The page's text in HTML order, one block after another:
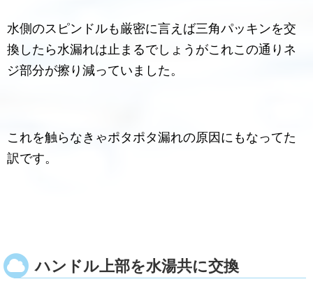
水側のスピンドルも厳密に言えば三角パッキンを交
換したら水漏れは止まるでしょうがこれこの通りネ
ジ部分が擦り減っていました。
これを触らなきゃポタポタ漏れの原因にもなってた
訳です。
ハンドル上部を水湯共に交換